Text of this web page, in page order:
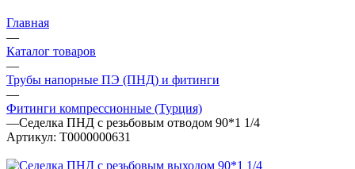
Главная
—
Каталог товаров
—
Трубы напорные ПЭ (ПНД) и фитинги
—
Фитинги компрессионные (Турция)
—Седелка ПНД с резьбовым отводом 90*1 1/4
Артикул: Т0000000631